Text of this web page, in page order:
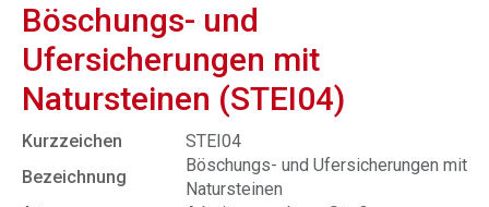
Böschungs- und
Ufersicherungen mit
Natursteinen (STEI04)
Kurzzeichen
STEI04
Bezeichnung
Böschungs- und Ufersicherungen mit
Natursteinen